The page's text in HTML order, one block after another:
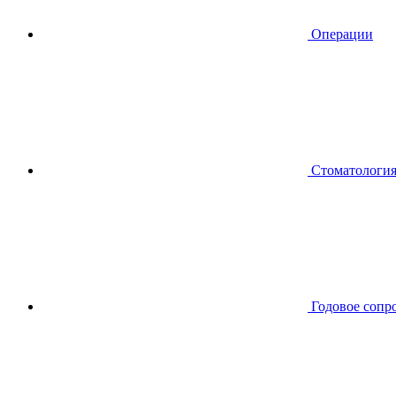
Операции
Стоматология
Годовое